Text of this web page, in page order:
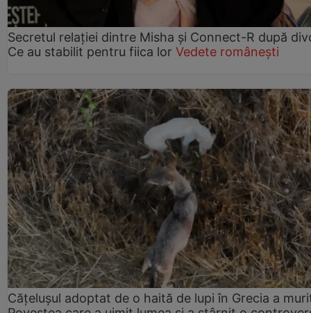
Secretul relației dintre Misha și Connect-R după
Ce au stabilit pentru fiica lor Vedete românești
Cățelușul adoptat de o haită de lupi în Grecia a